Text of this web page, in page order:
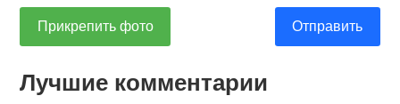
Прикрепить фото Отправить
Лучшие комментарии